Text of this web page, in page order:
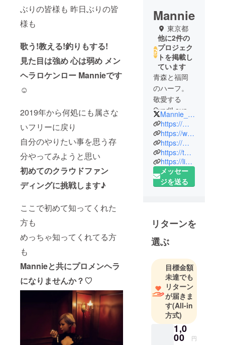
ぶりの皆様も 昨日ぶりの皆
様も
歌う!教える!釣りもする!
見た目は強め 心は弱め メン
ヘラロケンロー Mannieです
☺︎
2019年から何処にも属さな
いフリーに戻り
自分のやりたい事を思う存
分やってみようと思い
初めてのクラウドファン
ディングに挑戦します♪
ここで初めて知ってくれた
方も
めっちゃ知ってくれてる方
も
Mannieと共にプロメンヘラ
になりませんか？♡
Mannie
東京都
他に2件の
プロジェク
トを掲載し
ています
青森と福岡
のハーフ。
敬愛する
CyndiLauper
と同じ
6月22日生ま
れ
歌う!教える!
釣りもする!
見た目は強
ラロケン
ロー"
ンストラク
ターや
ステージシ
ンガー
有名アー
ティストの
サポートな
Mannie_Mania
https://mobile.twitter.com/mannie_mania
https://www.instagram.com/mannie_mania/
https://m.youtube.com/channel/UCG3IKsPkPzDwg0Csp4XtmFw
https://twitcasting.tv/mannie_mania
https://line.me/R/ti/p/%40yqn6471n
メッセー
ジを送る
リターンを
選ぶ
目標金額
未達でも
リターン
が届きま
す(All-in
方式)
1,0
00 円